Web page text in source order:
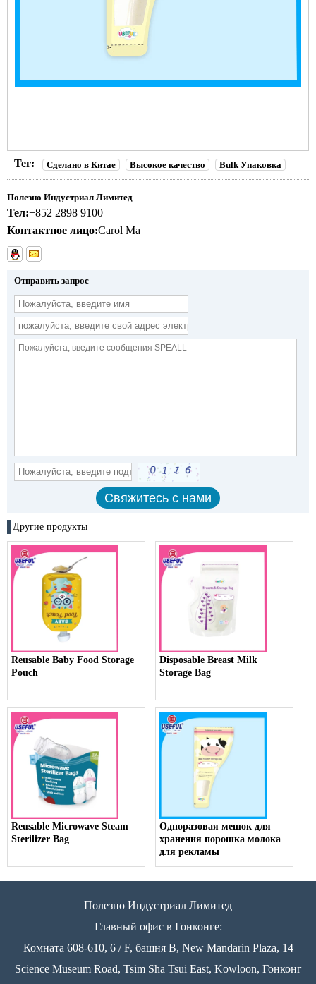
Тег: Сделано в Китае Высокое качество Bulk Упаковка
Полезно Индустриал Лимитед
Тел:+852 2898 9100
Контактное лицо:Carol Ma
Отправить запрос
Другие продукты
Reusable Baby Food Storage
Pouch
Disposable Breast Milk
Storage Bag
Reusable Microwave Steam
Sterilizer Bag
Одноразовая мешок для
хранения порошка молока
для рекламы
Полезно Индустриал Лимитед
Главный офис в Гонконге:
Комната 608-610, 6 / F, башня B, New Mandarin Plaza, 14
Science Museum Road, Tsim Sha Tsui East, Kowloon, Гонконг